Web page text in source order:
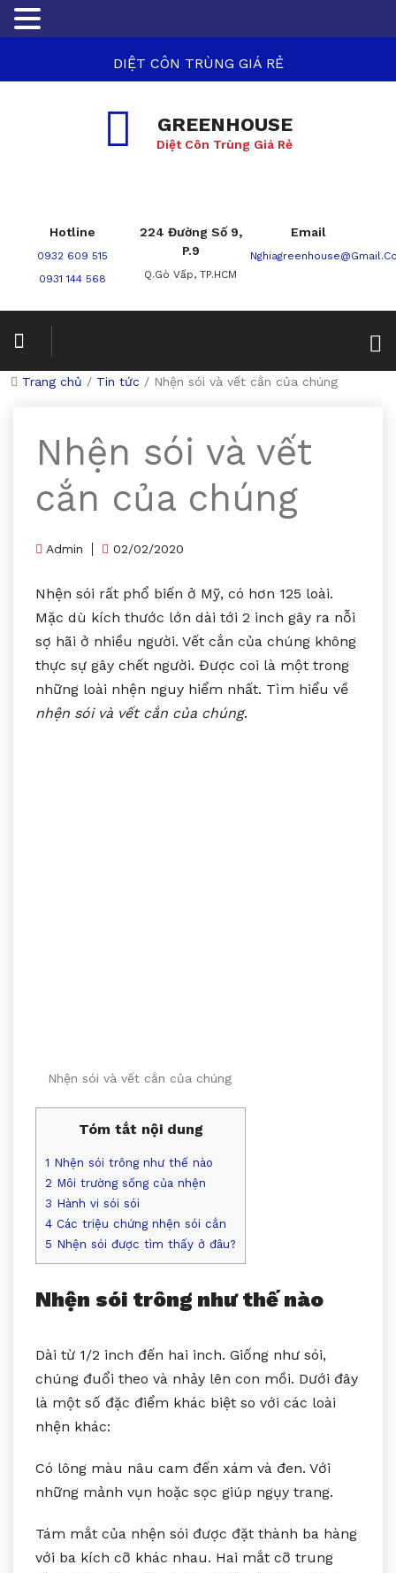
DIỆT CÔN TRÙNG GIÁ RẺ
GREENHOUSE
Diệt Côn Trùng Giá Rẻ
Hotline
0932 609 515
0931 144 568
224 Đường Số 9,
P.9
Q.Gò Vấp, TP.HCM
Email
Trang chủ / Tin tức / Nhện sói và vết cắn của chúng
Nhện sói và vết
cắn của chúng
Admin 02/02/2020
Nhện sói rất phổ biến ở Mỹ, có hơn 125 loài.
Mặc dù kích thước lớn dài tới 2 inch gây ra nỗi
sợ hãi ở nhiều người. Vết cắn của chúng không
thực sự gây chết người. Được coi là một trong
những loài nhện nguy hiểm nhất. Tìm hiểu về
nhện sói và vết cắn của chúng.
Nhện sói và vết cắn của chúng
Tóm tắt nội dung
1 Nhện sói trông như thế nào
2 Môi trường sống của nhện
3 Hành vi sói sói
4 Các triệu chứng nhện sói cắn
5 Nhện sói được tìm thấy ở đâu?
Nhện sói trông như thế nào
Dài từ 1/2 inch đến hai inch. Giống như sói,
chúng đuổi theo và nhảy lên con mồi. Dưới đây
là một số đặc điểm khác biệt so với các loài
nhện khác:
Có lông màu nâu cam đến xám và đen. Với
những mảnh vụn hoặc sọc giúp ngụy trang.
Tám mắt của nhện sói được đặt thành ba hàng
với ba kích cỡ khác nhau. Hai mắt cỡ trung